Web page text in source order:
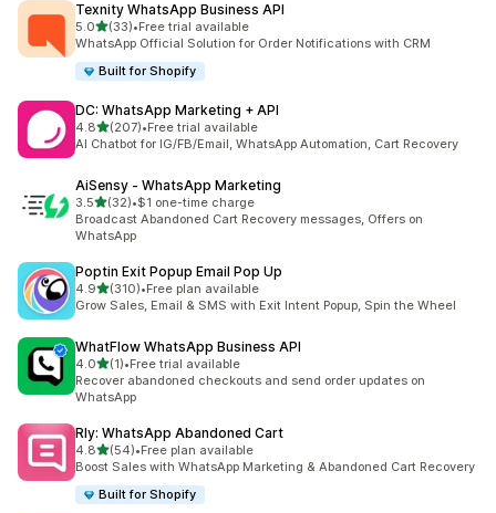
Texnity WhatsApp Business API
5.05つ星中
(33)
合計レビュー数：33件
•Free trial available
WhatsApp Official Solution for Order Notifications with CRM
Built for Shopify
DC: WhatsApp Marketing + API
4.85つ星中
(207)
合計レビュー数：207件
•Free trial available
AI Chatbot for IG/FB/Email, WhatsApp Automation, Cart Recovery
AiSensy ‑ WhatsApp Marketing
3.55つ星中
(32)
合計レビュー数：32件
•$1 one-time charge
Broadcast Abandoned Cart Recovery messages, Offers on
WhatsApp
Poptin Exit Popup Email Pop Up
4.95つ星中
(310)
合計レビュー数：310件
•Free plan available
Grow Sales, Email & SMS with Exit Intent Popup, Spin the Wheel
WhatFlow WhatsApp Business API
4.05つ星中
(1)
合計レビュー数：1件
•Free trial available
Recover abandoned checkouts and send order updates on
WhatsApp
Rly: WhatsApp Abandoned Cart
4.85つ星中
(54)
合計レビュー数：54件
•Free plan available
Boost Sales with WhatsApp Marketing & Abandoned Cart Recovery
Built for Shopify